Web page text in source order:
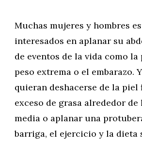
Muchas mujeres y hombres
interesados en aplanar su
de eventos de la vida como la
peso extrema o el embarazo.
quieran deshacerse de la piel
exceso de grasa alrededor de
media o aplanar una
barriga, el ejercicio y la dieta